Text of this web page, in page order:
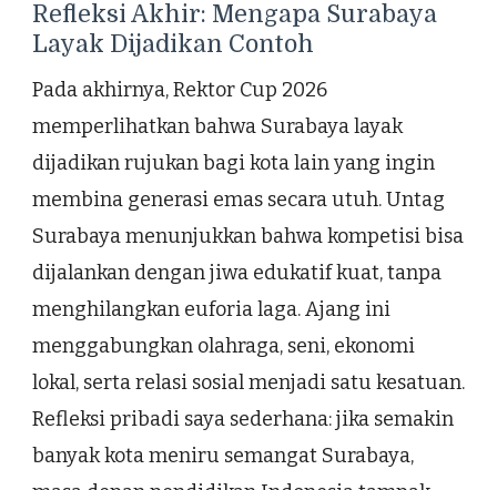
Refleksi Akhir: Mengapa Surabaya
Layak Dijadikan Contoh
Pada akhirnya, Rektor Cup 2026
memperlihatkan bahwa Surabaya layak
dijadikan rujukan bagi kota lain yang ingin
membina generasi emas secara utuh. Untag
Surabaya menunjukkan bahwa kompetisi bisa
dijalankan dengan jiwa edukatif kuat, tanpa
menghilangkan euforia laga. Ajang ini
menggabungkan olahraga, seni, ekonomi
lokal, serta relasi sosial menjadi satu kesatuan.
Refleksi pribadi saya sederhana: jika semakin
banyak kota meniru semangat Surabaya,